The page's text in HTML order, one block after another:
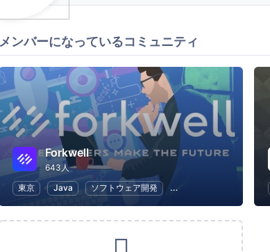
メンバーになっているコミュニティ
Forkwell
643人
東京
Java ソフトウェア開発 アジャイル